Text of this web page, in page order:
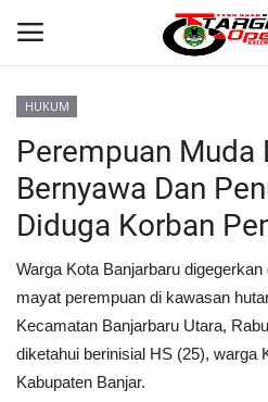
Home
BANJARMASIN
KRIMINAL
HUKUM
Perempuan Muda
Bernyawa Dan
Diduga Korban
Warga Kota Banjarbaru
mayat perempuan di kawasan
Kecamatan Banjarbaru Utara,
diketahui berinisial HS (25), warga
Kabupaten Banjar.